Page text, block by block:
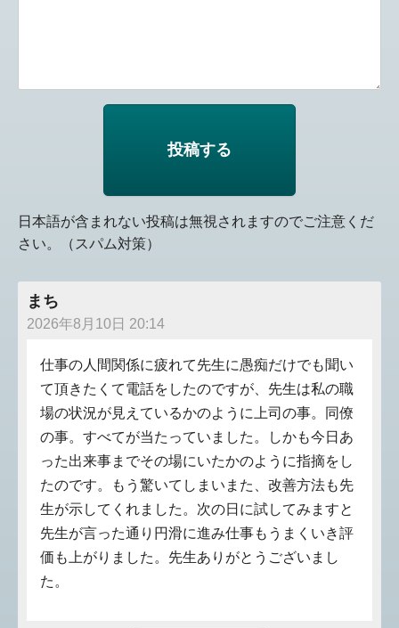
日本語が含まれない投稿は無視されますのでご注意くだ
さい。（スパム対策）
まち
2026年8月10日 20:14
仕事の人間関係に疲れて先生に愚痴だけでも聞い
て頂きたくて電話をしたのですが、先生は私の職
場の状況が見えているかのように上司の事。同僚
の事。すべてが当たっていました。しかも今日あ
った出来事までその場にいたかのように指摘をし
たのです。もう驚いてしまいまた、改善方法も先
生が示してくれました。次の日に試してみますと
先生が言った通り円滑に進み仕事もうまくいき評
価も上がりました。先生ありがとうございまし
た。